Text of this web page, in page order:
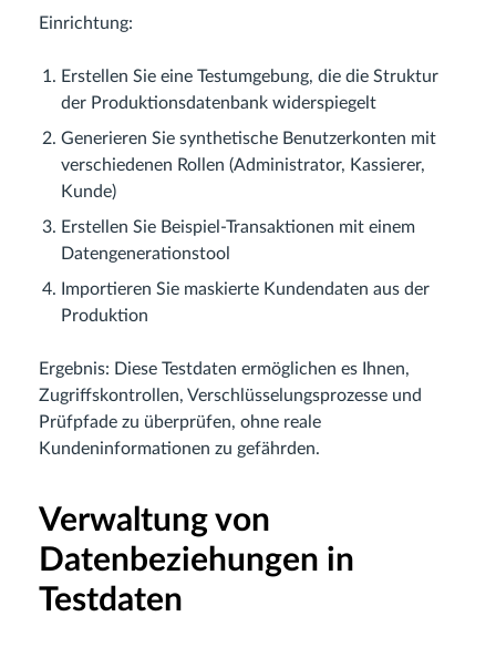
Einrichtung:
Erstellen Sie eine Testumgebung, die die Struktur
der Produktionsdatenbank widerspiegelt
Generieren Sie synthetische Benutzerkonten mit
verschiedenen Rollen (Administrator, Kassierer,
Kunde)
Erstellen Sie Beispiel-Transaktionen mit einem
Datengenerationstool
Importieren Sie maskierte Kundendaten aus der
Produktion
Ergebnis: Diese Testdaten ermöglichen es Ihnen,
Zugriffskontrollen, Verschlüsselungsprozesse und
Prüfpfade zu überprüfen, ohne reale
Kundeninformationen zu gefährden.
Verwaltung von
Datenbeziehungen in
Testdaten